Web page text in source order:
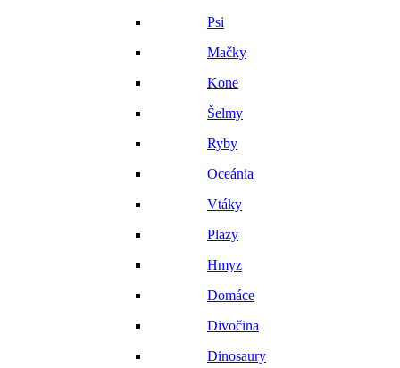
Psi
Mačky
Kone
Šelmy
Ryby
Oceánia
Vtáky
Plazy
Hmyz
Domáce
Divočina
Dinosaury